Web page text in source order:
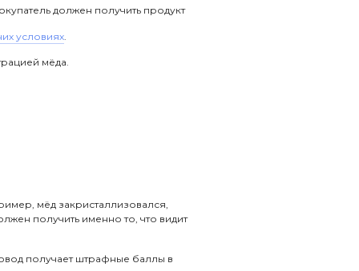
должен получить продукт
условиях.
мёда.
мёд закристаллизовался,
получить именно то, что видит
получает штрафные баллы в